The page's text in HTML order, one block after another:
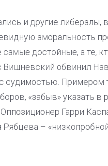
и другие либералы,
аморальность
достойные, а те,
Вишневский обвинил
судимостью. Примером
«забыв» указать в
Гарри
–